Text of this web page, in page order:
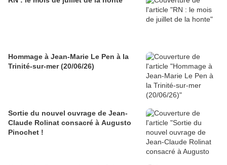
Hommage à Jean-Marie Le Pen à la
Trinité-sur-mer (20/06/26)
Sortie du nouvel ouvrage de Jean-
Claude Rolinat consacré à Augusto
Pinochet !